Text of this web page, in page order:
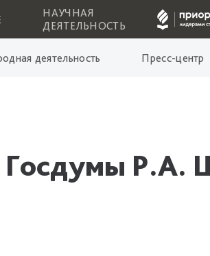
НАУЧНАЯ
ДЕЯТЕЛЬНОСТЬ
деятельность Пресс-центр
Госдумы Р.А.